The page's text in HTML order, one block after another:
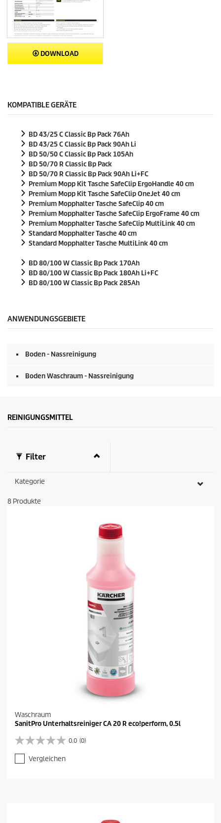
DOWNLOAD
KOMPATIBLE GERÄTE
BD 43/25 C Classic Bp Pack 76Ah
BD 43/25 C Classic Bp Pack 90Ah Li
BD 50/50 C Classic Bp Pack 105Ah
BD 50/70 R Classic Bp Pack
BD 50/70 R Classic Bp Pack 90Ah Li+FC
Premium Mopp Kit Tasche SafeClip ErgoHandle 40 cm
Premium Mopp Kit Tasche SafeClip OneJet 40 cm
Premium Mopphalter Tasche SafeClip 40 cm
Premium Mopphalter Tasche SafeClip ErgoFrame 40 cm
Premium Mopphalter Tasche SafeClip MultiLink 40 cm
Standard Mopphalter Tasche 40 cm
Standard Mopphalter Tasche MultiLink 40 cm
BD 80/100 W Classic Bp Pack 170Ah
BD 80/100 W Classic Bp Pack 180Ah Li+FC
BD 80/100 W Classic Bp Pack 285Ah
ANWENDUNGSGEBIETE
Boden - Nassreinigung
Boden Waschraum - Nassreinigung
REINIGUNGSMITTEL
Filter
Kategorie
8 Produkte
Waschraum
SanitPro Unterhaltsreiniger CA 20 R eco!perform, 0.5l
0.0 (0)
0
.
0
Vergleichen